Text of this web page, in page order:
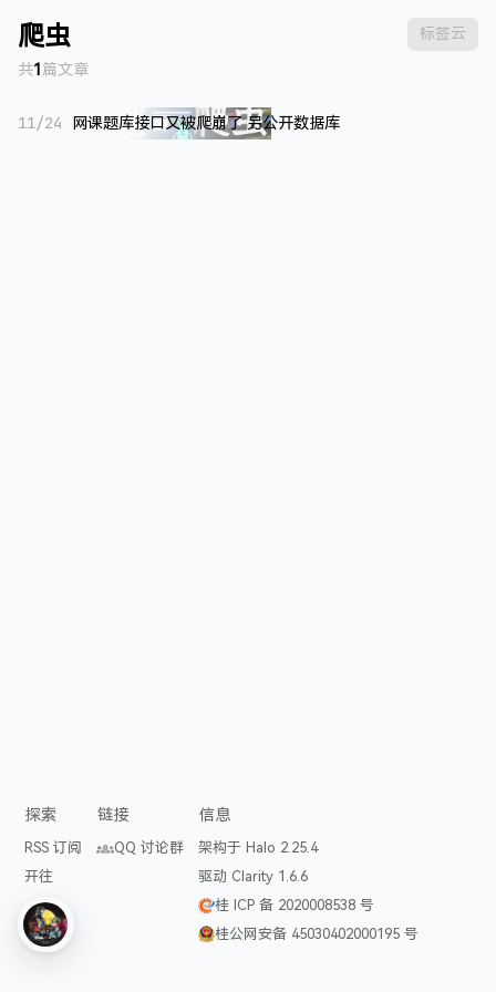
标签云
爬虫
共1 篇文章
11/24 网课题库接口又被爬崩了 另公开数据库
探索
RSS 订阅
开往
链接
QQ 讨论群
信息
架构于 Halo 2.25.4
驱动 Clarity 1.6.6
桂 ICP 备 2020008538 号
桂公网安备 45030402000195 号